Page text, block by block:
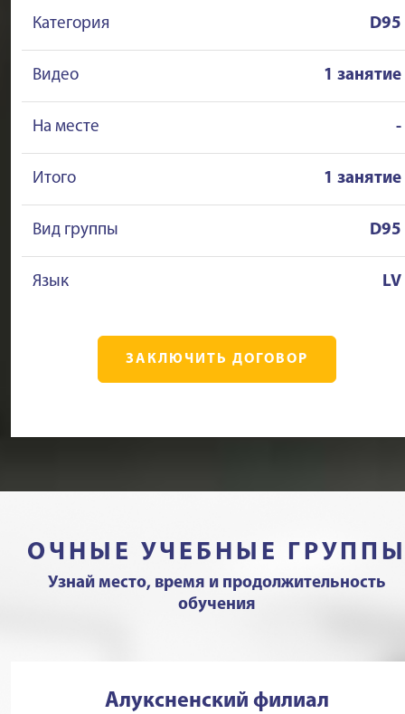
Категория D95
Видео 1 занятие
На месте -
Итого 1 занятие
Вид группы D95
Язык LV
ЗАКЛЮЧИТЬ ДОГОВОР
ОЧНЫЕ УЧЕБНЫЕ
Узнай место, время и продолжительность
обучения
Алуксненский филиал